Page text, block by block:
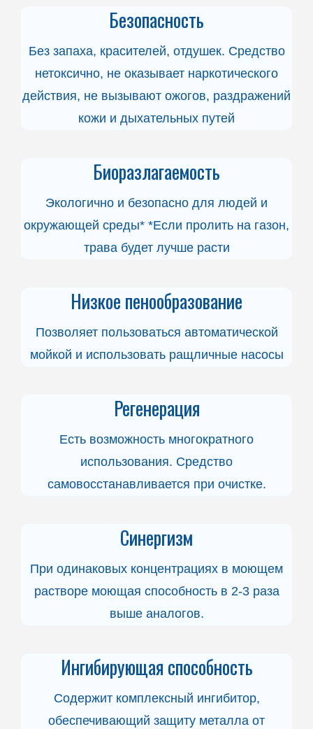
Безопасность
Без запаха, красителей, отдушек. Средство
нетоксично, не оказывает наркотического
действия, не вызывают ожогов, раздражений
кожи и дыхательных путей
Биоразлагаемость
Экологично и безопасно для людей и
окружающей среды* *Если пролить на газон,
трава будет лучше расти
Низкое пенообразование
Позволяет пользоваться автоматической
мойкой и использовать ращличные насосы
Регенерация
Есть возможность многократного
использования. Средство
самовосстанавливается при очистке.
Синергизм
При одинаковых концентрациях в моющем
растворе моющая способность в 2-3 раза
выше аналогов.
Ингибирующая способность
Содержит комплексный ингибитор,
обеспечивающий защиту металла от